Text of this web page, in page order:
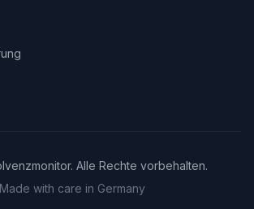
Alle Rechte vorbehalten.
Made with care in Germany